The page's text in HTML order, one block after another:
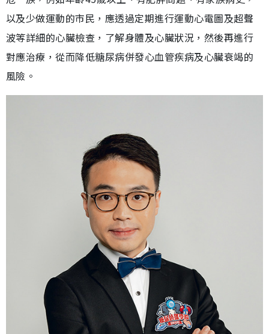
以及少做運動的市民，應透過定期進行運動心電圖及超聲
波等詳細的心臟檢查，了解身體及心臟狀況，然後再進行
對應治療，從而降低糖尿病併發心血管疾病及心臟衰竭的
風險。